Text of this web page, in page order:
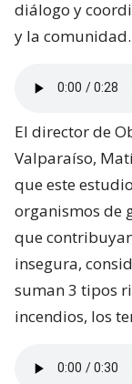
diálogo y
y la comunidad.
El director de
Valparaíso,
que este
organismos de
que
insegura,
suman 3 tipos
incendios, los